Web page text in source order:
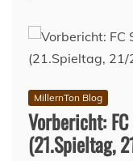
Pauli
–
2:2
und
MillernTon Blog
Vorbericht:
(21.Spieltag,